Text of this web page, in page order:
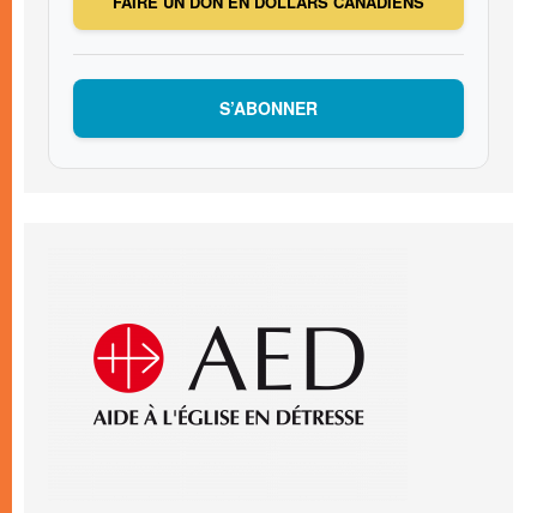
S’ABONNER